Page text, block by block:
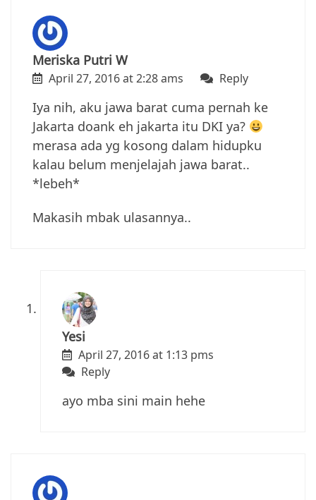
Meriska Putri W
April 27, 2016 at 2:28 ams Reply
Iya nih, aku jawa barat cuma pernah ke
Jakarta doank eh jakarta itu DKI ya?
merasa ada yg kosong dalam hidupku
kalau belum menjelajah jawa barat..
*lebeh*
Makasih mbak ulasannya..
Yesi
April 27, 2016 at 1:13 pms
Reply
ayo mba sini main hehe